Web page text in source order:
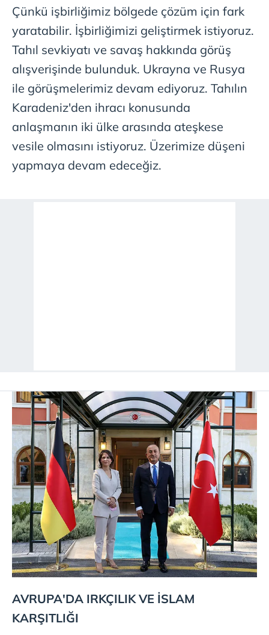
Çünkü işbirliğimiz bölgede çözüm için fark
yaratabilir. İşbirliğimizi geliştirmek istiyoruz.
Tahıl sevkiyatı ve savaş hakkında görüş
alışverişinde bulunduk. Ukrayna ve Rusya
ile görüşmelerimiz devam ediyoruz. Tahılın
Karadeniz'den ihracı konusunda
anlaşmanın iki ülke arasında ateşkese
vesile olmasını istiyoruz. Üzerimize düşeni
yapmaya devam edeceğiz.
AVRUPA'DA IRKÇILIK VE İSLAM
KARŞITLIĞI